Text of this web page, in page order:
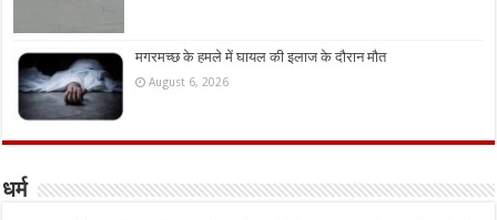
मगरमच्छ के हमले में घायल की इलाज के दौरान मौत
August 6, 2026
धर्म